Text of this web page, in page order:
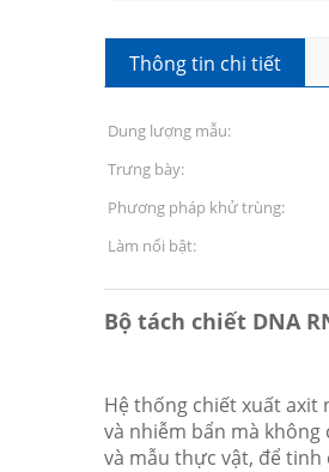
Thông tin chi tiết
Dung lượng mẫu:
Trưng bày:
Phương pháp khử trùng:
Làm nổi bật:
Bộ tách chiết DNA
Hệ thống chiết xuất axit
và nhiễm bẩn mà
và mẫu thực vật, để